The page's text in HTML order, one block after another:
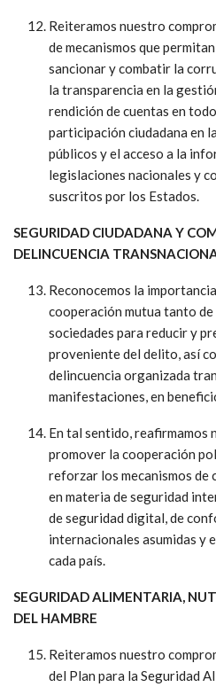
Reiteramos nuestro
de mecanismos que
sancionar y combatir la
la transparencia en la
rendición de cuentas en
participación ciudadana en
públicos y el acceso a la
legislaciones nacionales y
suscritos por los Estados.
SEGURIDAD CIUDADANA Y
DELINCUENCIA
Reconocemos la
cooperación mutua tanto de
sociedades para reducir y
proveniente del delito, así
delincuencia organizada
manifestaciones, en
En tal sentido, reafirmamos
promover la cooperación
reforzar los mecanismos
en materia de seguridad
de seguridad digital, de
internacionales asumidas y
cada país.
SEGURIDAD ALIMENTARIA,
DEL HAMBRE
Reiteramos nuestro
del Plan para la Seguridad